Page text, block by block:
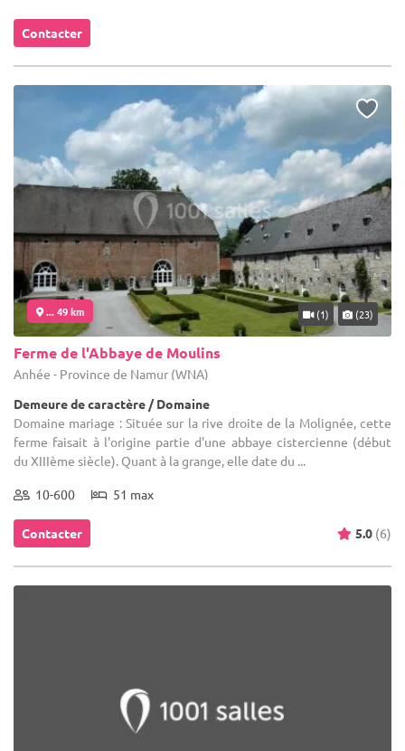
Contacter
... 49 km (1) (23)
Ferme de l'Abbaye de Moulins
Anhée - Province de Namur (WNA)
Demeure de caractère / Domaine
Domaine mariage : Située sur la rive droite de la Molignée, cette
ferme faisait à l'origine partie d'une abbaye cistercienne (début
du XIIIème siècle). Quant à la grange, elle date du ...
10-600 51 max
Contacter 5.0 (6)